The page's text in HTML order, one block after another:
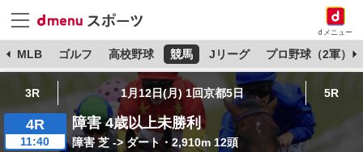
dメニュー
MLB ゴルフ 高校野球 競馬 Jリーグ プロ野球（2軍）
3R 1月12日(月) 1回京都5日 5R
4R
11:40
障害 4歳以上未勝利
障害 芝 -> ダート・2,910m 12頭